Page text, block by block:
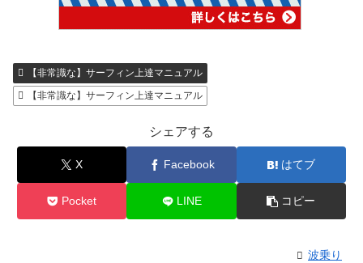
【非常識な】サーフィン上達マニュアル
【非常識な】サーフィン上達マニュアル
シェアする
X Facebook はてブ
Pocket LINE コピー
波乗り